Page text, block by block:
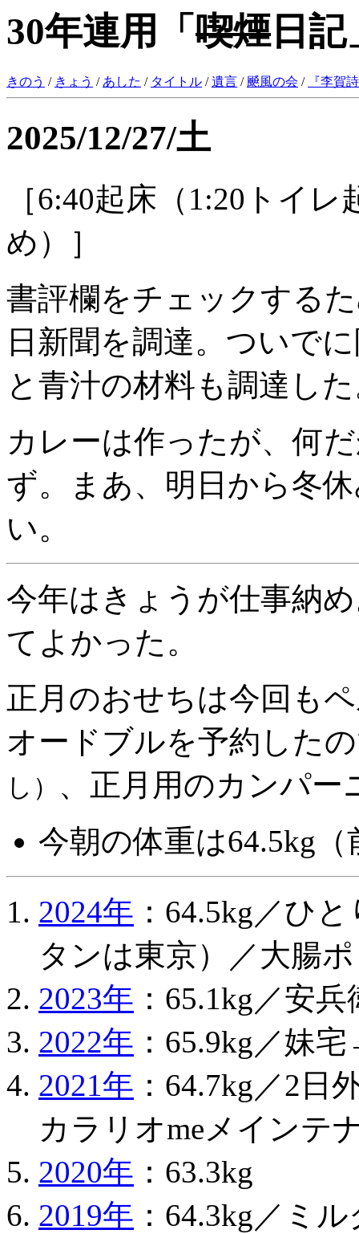
30年連用「 喫煙日記
きのう / きょう / あした / タイトル /遺言 / 飇風の会 / 『李賀
2025/12/27/土
［6:40起床（1:20トイ
め）］
書評欄をチェックする
日新聞を調達。ついで
と青汁の材料も調達し
カレーは作ったが、何
ず。まあ、明日から冬
い。
今年はきょうが仕事納
てよかった。
正月のおせちは今回も
オードブルを予約した
し）
、正月用のカンパー
今朝の体重は64.5kg（
2024年 ：64.5kg／ひ
タンは東京）／大腸
2023年 ：65.1kg／安
2022年 ：65.9kg／妹
2021年 ：64.7kg／2日
カラリオmeメインテ
2020年 ：63.3kg
2019年 ：64.3kg／ミ